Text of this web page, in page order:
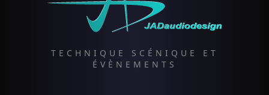
TECHNIQUE SCÉNIQUE ET
ÉVÈNEMENTS